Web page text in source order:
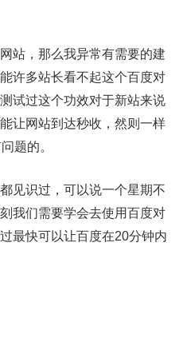
站，那么我异常有需要的建
能许多站长看不起这个百度对
试过这个功效对于新站来说
让网站到达秒收，然则一样
题的。
见识过，可以说一个星期不
我们需要学会去使用百度对
最快可以让百度在20分钟内